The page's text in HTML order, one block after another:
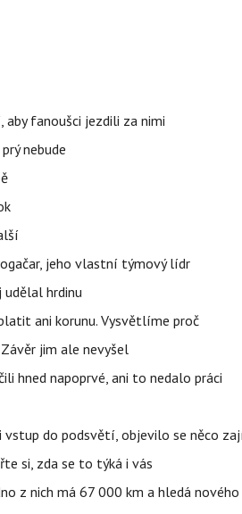
fanoušci jezdili za nimi
nebude
jeho vlastní týmový lídr
udělal hrdinu
ani korunu. Vysvětlíme proč
jim ale nevyšel
hned napoprvé, ani to nedalo práci
vstup do podsvětí, objevilo se něco
si, zda se to týká i vás
z nich má 67 000 km a hledá